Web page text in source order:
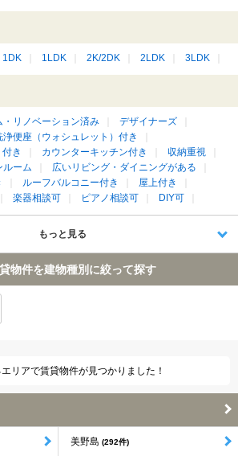
1DK 1LDK 2K/2DK 2LDK 3LDK
・リノベーション済み
デザイナーズ
浄便座（ウォシュレット）付き
き
カウンターキッチン付き
収納重視
ルーム
広いリビング・ダイニングがある
ルーフバルコニー付き
屋上付き
楽器相談可 ピアノ相談可 DIY可
もっと見る
物件を建物種別に絞って探す
リアで賃貸物件が見つかりました！
美野島 (292件)